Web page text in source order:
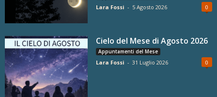
Lara Fossi - 5 Agosto 2026 0
Cielo del Mese di Agosto 2026
Appuntamenti del Mese
Lara Fossi - 31 Luglio 2026 0